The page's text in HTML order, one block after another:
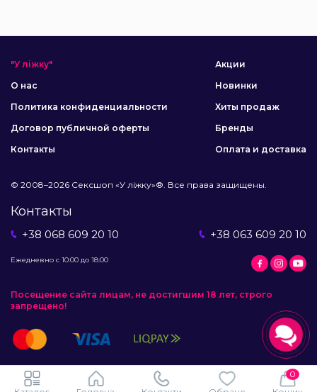
"У ліжку"
О нас
Политика конфиденциальности
Договор публичной оферты
Контакты
Акции
Новинки
Хиты продаж
Бренды
Оплата и доставка
© 2008–2026 Сексшоп «У ліжку»®. Все права защищены.
Контакты
+38 068 609 20 10 +38 063 609 20 10
Ежедневно с 10:00 до 18:00
Посещение сайта лицам, не достигшим 18 лет, строго
запрещено!
0